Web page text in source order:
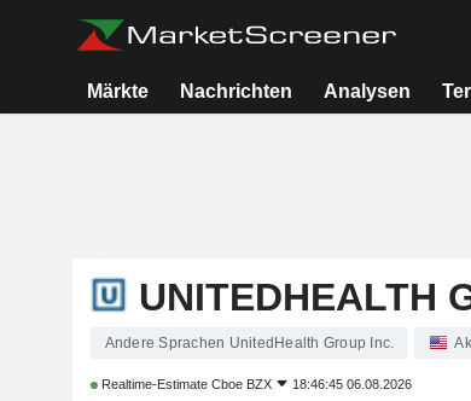
Märkte Nachrichten Analysen
UNITEDHEALTH
Andere Sprachen UnitedHealth Group Inc.
Realtime-Estimate Cboe BZX 18:46:45 06.08.2026